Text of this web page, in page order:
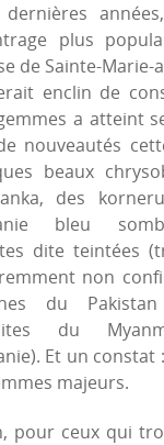
dernières
plus
de Sainte-Marie-
enclin de
a atteint
nouveautés
beaux
des
bleu
dite teintées
non
du
du
Et un constat
majeurs.
pour ceux qui